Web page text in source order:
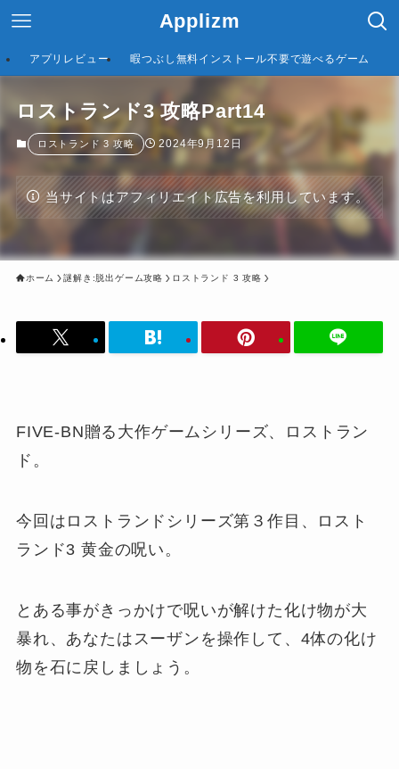
Applizm
アプリレビュー 暇つぶし無料インストール不要で遊べるゲーム
ロストランド3 攻略Part14
ロストランド 3 攻略 2024年9月12日
当サイトはアフィリエイト広告を利用しています。
ホーム 謎解き:脱出ゲーム攻略 ロストランド 3 攻略
FIVE-BN贈る大作ゲームシリーズ、ロストラン
ド。
今回はロストランドシリーズ第３作目、ロスト
ランド3 黄金の呪い。
とある事がきっかけで呪いが解けた化け物が大
暴れ、あなたはスーザンを操作して、4体の化け
物を石に戻しましょう。